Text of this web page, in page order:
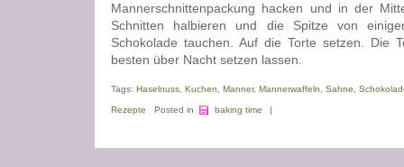
Mannerschnittenpackung hacken und in der
Schnitten halbieren und die Spitze von
Schokolade tauchen. Auf die Torte setzen. Die
besten über Nacht setzen lassen.
Tags: Haselnuss Kuchen Manner, Mannerwaffeln Sahne
Rezepte Posted in baking time |